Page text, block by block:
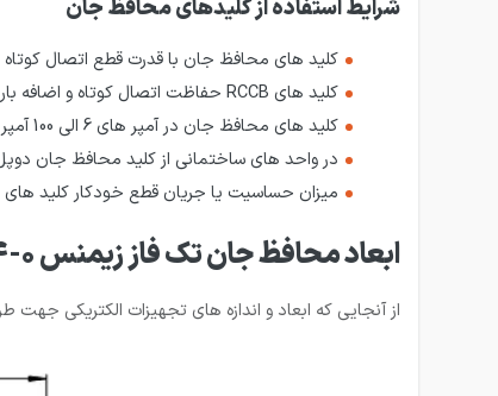
شرایط استفاده از کلیدهای محافظ جان
کلید های محافظ جان با قدرت قطع اتصال کوتاه های 6 کیلو آمپر و 10 کیلو آمپر و تحت دمای کاری 35- تا 70+ درجه سلسیوس
کلید های RCCB حفاظت اتصال کوتاه و اضافه بار ندارند به همین دلیل قبل از RCCB ها در مدار از کلید مینیاتوری استفاده می گردد.
کلید های محافظ جان در آمپر های 6 الی 100 آمپر ساخته می شوند.
در واحد های ساختمانی از کلید محافظ جان دوپل و در
میزان حساسیت یا جریان قطع خودکار کلید های محافظ جان از 10 تا 500 میلی آمپر با مدت زمان قطع تا
ابعاد محافظ جان تک فاز زیمنس 5SV4314-0
از آنجایی که ابعاد و اندازه های تجهیزات الکتریکی جهت طراحی و اندازه